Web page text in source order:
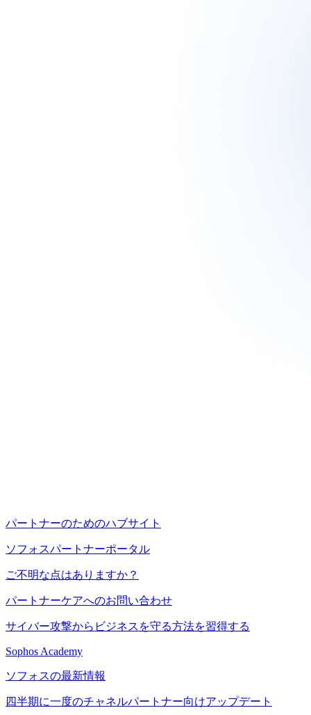
パートナーのためのハブサイト
ソフォスパートナーポータル
ご不明な点はありますか？
パートナーケアへのお問い合わせ
サイバー攻撃からビジネスを守る方法を習得する
Sophos Academy
ソフォスの最新情報
四半期に一度のチャネルパートナー向けアップデート